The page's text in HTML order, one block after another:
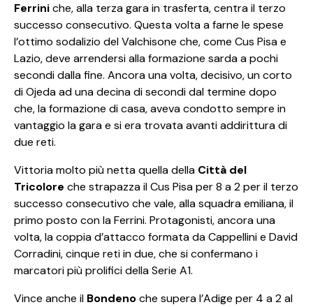
Ferriniche, alla terza gara in trasferta, centra il terzo
successo consecutivo. Questa volta a farne le spese
l’ottimo sodalizio del Valchisone che, come Cus Pisa e
Lazio, deve arrendersi alla formazione sarda a pochi
secondi dalla fine. Ancora una volta, decisivo, un corto
di Ojeda ad una decina di secondi dal termine dopo
che, la formazione di casa, aveva condotto sempre in
vantaggio la gara e si era trovata avanti addirittura di
due reti.
Vittoria molto più netta quella della Città del
Tricolore che strapazza il Cus Pisa per 8 a 2 per il terzo
successo consecutivo che vale, alla squadra emiliana, il
primo posto con la Ferrini. Protagonisti, ancora una
volta, la coppia d’attacco formata da Cappellini e David
Corradini, cinque reti in due, che si confermano i
marcatori più prolifici della Serie A1.
Vince anche il Bondenoche supera l’Adige per 4 a 2 al